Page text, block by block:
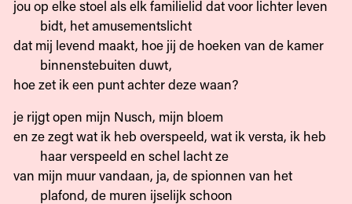
jou op elke stoel als elk familielid dat voor lichter leven
bidt, het amusementslicht
dat mij levend maakt, hoe jij de hoeken van de kamer
binnenstebuiten duwt,
hoe zet ik een punt achter deze waan?
je rijgt open mijn Nusch, mijn bloem
en ze zegt wat ik heb overspeeld, wat ik versta, ik heb
haar verspeeld en schel lacht ze
van mijn muur vandaan, ja, de spionnen van het
plafond, de muren ijselijk schoon